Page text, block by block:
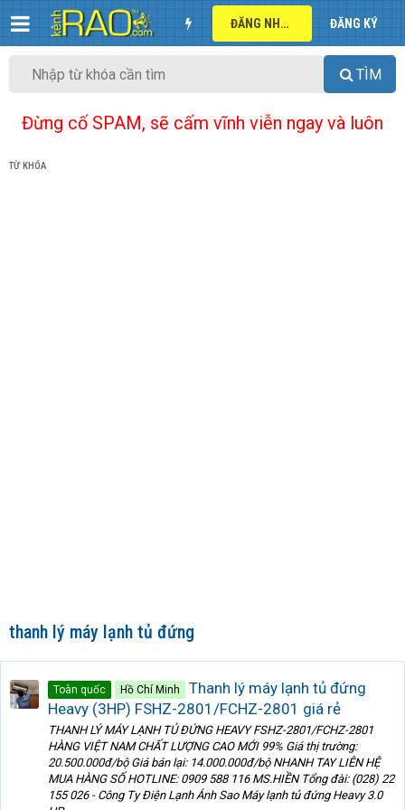
ĐĂNG NHẬP ĐĂNG KÝ
TÌM
Đừng cố SPAM, sẽ cấm vĩnh viễn ngay và luôn
TỪ KHÓA
thanh lý máy lạnh tủ đứng
Toàn quốc Hồ Chí Minh
Thanh lý máy lạnh tủ đứng
Heavy (3HP) FSHZ-2801/FCHZ-2801 giá rẻ
THANH LÝ MÁY LẠNH TỦ ĐỨNG HEAVY FSHZ-2801/FCHZ-2801
HÀNG VIỆT NAM CHẤT LƯỢNG CAO MỚI 99% Giá thị trường:
20.500.000đ/bộ Giá bán lại: 14.000.000đ/bộ NHANH TAY LIÊN HỆ
MUA HÀNG SỐ HOTLINE: 0909 588 116 MS.HIỀN Tổng đài: (028) 22
155 026 - Công Ty Điện Lạnh Ánh Sao Máy lạnh tủ đứng Heavy 3.0